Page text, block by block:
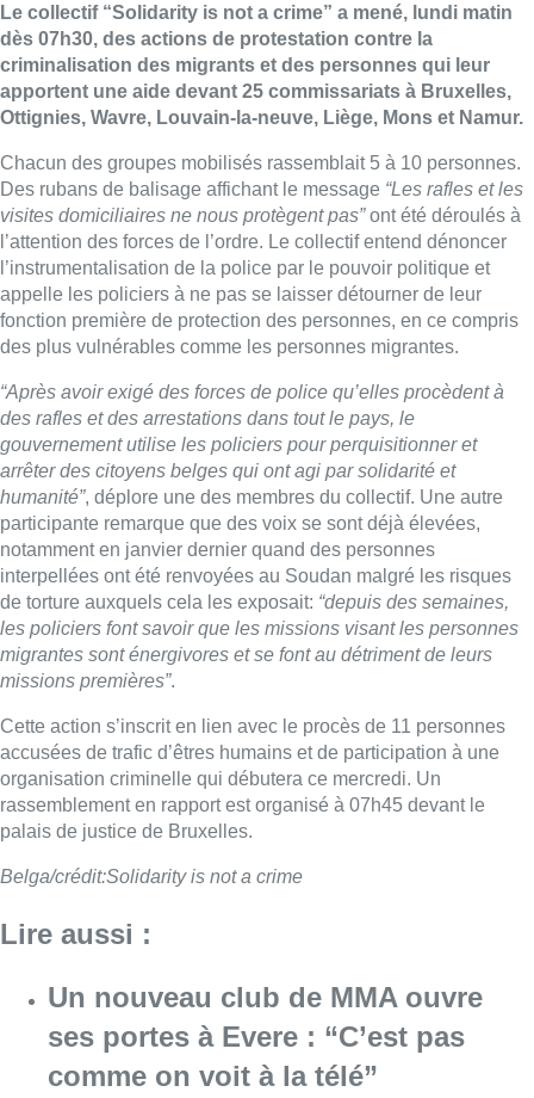
Le collectif “Solidarity is not a crime” a mené, lundi matin
dès 07h30, des actions de protestation contre la
criminalisation des migrants et des personnes qui leur
apportent une aide devant 25 commissariats à Bruxelles,
Ottignies, Wavre, Louvain-la-neuve, Liège, Mons et Namur.
Chacun des groupes mobilisés rassemblait 5 à 10 personnes.
Des rubans de balisage affichant le message “Les rafles et les
visites domiciliaires ne nous protègent pas”ont été déroulés à
l’attention des forces de l’ordre. Le collectif entend dénoncer
l’instrumentalisation de la police par le pouvoir politique et
appelle les policiers à ne pas se laisser détourner de leur
fonction première de protection des personnes, en ce compris
des plus vulnérables comme les personnes migrantes.
“Après avoir exigé des forces de police qu’elles procèdent à
des rafles et des arrestations dans tout le pays, le
gouvernement utilise les policiers pour perquisitionner et
arrêter des citoyens belges qui ont agi par solidarité et
humanité”, déplore une des membres du collectif. Une autre
participante remarque que des voix se sont déjà élevées,
notamment en janvier dernier quand des personnes
interpellées ont été renvoyées au Soudan malgré les risques
de torture auxquels cela les exposait: “depuis des semaines,
les policiers font savoir que les missions visant les personnes
migrantes sont énergivores et se font au détriment de leurs
missions premières”.
Cette action s’inscrit en lien avec le procès de 11 personnes
accusées de trafic d’êtres humains et de participation à une
organisation criminelle qui débutera ce mercredi. Un
rassemblement en rapport est organisé à 07h45 devant le
palais de justice de Bruxelles.
Belga/crédit:Solidarity is not a crime
Lire aussi :
Un nouveau club de MMA ouvre
ses portes à Evere : “C’est pas
comme on voit à la télé”